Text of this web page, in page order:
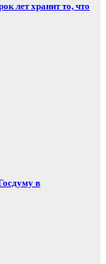
лет хранит то, что
в